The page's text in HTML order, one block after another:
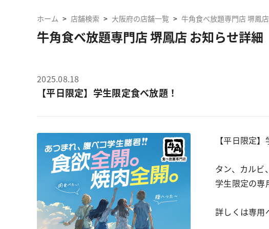
ホーム > 店舗検索 > 大阪府の店舗一覧 > 牛角食べ放題専門店 堺鳳店
牛角食べ放題専門店 堺鳳店 お知らせ詳細
2025.08.18
【平日限定】学生限定食べ放題！
【平日限定
タン、カルビ
学生限定の専
詳しくは専用